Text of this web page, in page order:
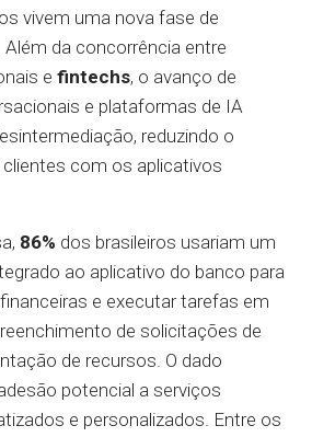
vivem uma nova fase de
da concorrência entre
e fintechs, o avanço de
e plataformas de IA
reduzindo o
com os aplicativos
86% dos brasileiros usariam um
ao aplicativo do banco para
e executar tarefas em
de solicitações de
de recursos. O dado
potencial a serviços
e personalizados. Entre os